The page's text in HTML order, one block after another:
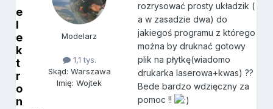
e
l
e
k
t
r
o
n
Modelarz
1,1 tys.
Skąd: Warszawa
Imię: Wojtek
rozrysować prosty układzik (
a w zasadzie dwa) do
jakiegoś programu z którego
można by druknać gotowy
plik na płytkę(wiadomo
drukarka laserowa+kwas) ??
Bede bardzo wdzięczny za
pomoc !!